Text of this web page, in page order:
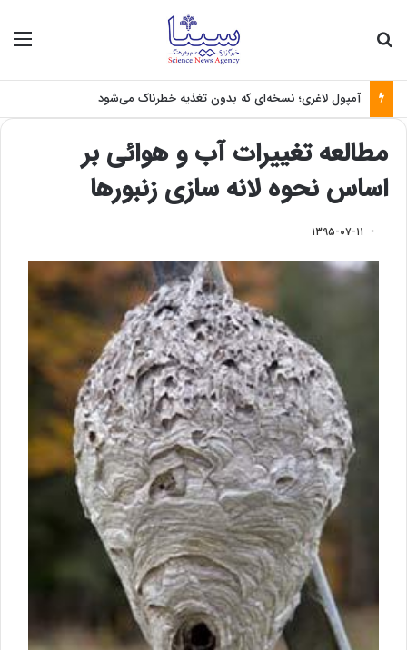
آمپول لاغری؛ نسخه‌ای که بدون تغذیه خطرناک می‌شود
مطالعه تغییرات آب و هوائی بر
اساس نحوه لانه سازی زنبورها
۱۳۹۵-۰۷-۱۱